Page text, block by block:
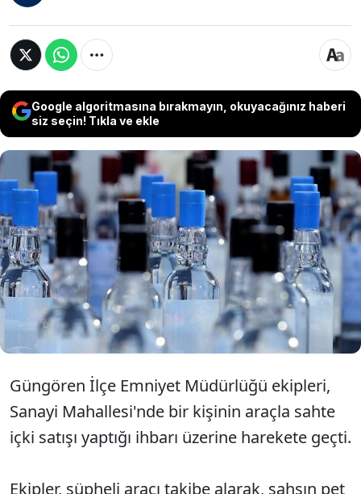
Google algoritmasına bırakmayın, okuyacağınız haberi
siz seçin! Tıkla ve ekle
Güngören İlçe Emniyet Müdürlüğü ekipleri,
Sanayi Mahallesi'nde bir kişinin araç
içerisinden sahte içki satışı yaptığı ihbarı
üzerine harekete geçti. Araçta yapılan
aramada 9 şişe sahte içki ele geçirildi. Şüpheli
gözaltına alındı.
Güngören İlçe Emniyet Müdürlüğü ekipleri,
Sanayi Mahallesi'nde bir kişinin araçla sahte
içki satışı yaptığı ihbarı üzerine harekete geçti.
Ekipler, şüpheli aracı takibe alarak, şahsın pet